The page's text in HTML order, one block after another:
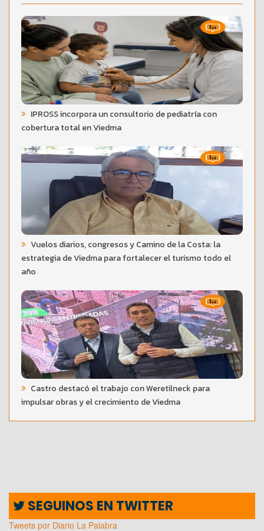
IPROSS incorpora un consultorio de pediatría con
cobertura total en Viedma
Vuelos diarios, congresos y Camino de la Costa: la
estrategia de Viedma para fortalecer el turismo todo el
año
Castro destacó el trabajo con Weretilneck para
impulsar obras y el crecimiento de Viedma
SEGUINOS EN TWITTER
Tweets por Diario La Palabra